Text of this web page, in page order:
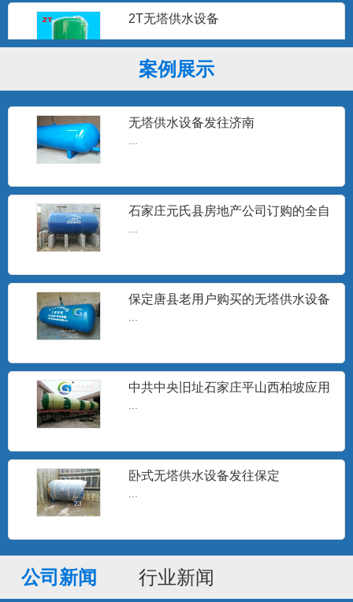
2T无塔供水设备
板式换热机组
无塔供水器
旋流除砂器
流井水除砂器销往地区有：...
箱、各种储罐及非标压力容器...
案例展示
无塔供水设备发往济南
...
石家庄元氏县房地产公司订购的全自
...
保定唐县老用户购买的无塔供水设备
...
中共中央旧址石家庄平山西柏坡应用
...
卧式无塔供水设备发往保定
...
公司新闻 行业新闻